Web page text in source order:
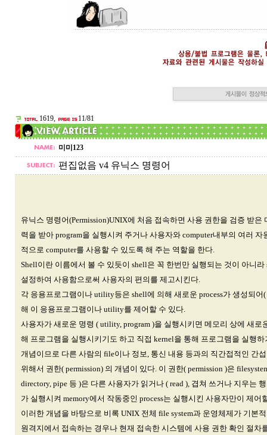
1619, 11/81
미미123
편집없음 v4 유닉스 명령어
유닉스 명령어(Permission)UNIX에 처음 접속하면 사용 권한을 검증 받은
력을 받아 program을 실행시켜 주거나 사용자와 computer내부의 여러
적으로 computer를 사용할 수 있도록 해 주는 역할을 한다.
Shell이란 이름에서 볼 수 있듯이 shell은 꼭 한번만 실행되는 것이 아니
설정하여 사용함으로써 사용자의 편의를 제고시킨다.
각 응용프로그램이나 utility등은 shell에 의해 새로운 process가 생성되
해 이 응용프로그램이나 utility를 제어할 수 있다.
사용자가 새로운 명령 ( utility, program )을 실행시키면 메모리 상에 새로
해 프로그램을 실행시키기도 하고 직접 kernel을 통해 프로그램을 실행
개념이므로 다른 사람의 file이나 정보, 통신 내용 등과의 직간접적인 간
위해서 권한( permission) 의 개념이 있다. 이 권한( permission )은
directory, pipe 등 )은 다른 사용자가 읽거나 ( read ), 겹쳐 쓰거나 지우는
가 실행시켜 memory에서 작동중인 process는 실행시킨 사용자만이 제어
이러한 개념을 바탕으로 비록 UNIX 전체 file system과 운영체제가 기본
원격지에서 접속하는 경우나 현재 접속한 시스템에 사용 권한 확인 절